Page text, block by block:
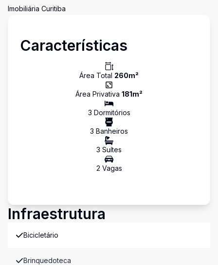
Imobiliária Curitiba
Características
Área Total 260m²
Área Privativa 181m²
3 Dormitórios
3 Banheiros
3 Suítes
2 Vagas
Infraestrutura
Bicicletário
Brinquedoteca